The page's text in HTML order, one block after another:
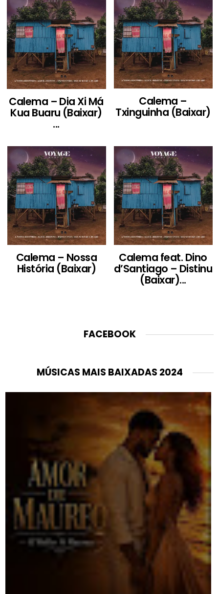
Calema – Dia Xi Má
Kua Buaru (Baixar)
...
Calema –
Txinguinha (Baixar)
Calema – Nossa
História (Baixar)
Calema feat. Dino
d’Santiago – Distinu
(Baixar)...
FACEBOOK
MÚSICAS MAIS BAIXADAS 2024